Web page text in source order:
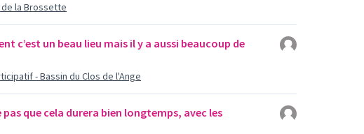
la Brossette
c’est un beau lieu mais il y a aussi beaucoup de
- Bassin du Clos de l'Ange
pas que cela durera bien longtemps, avec les